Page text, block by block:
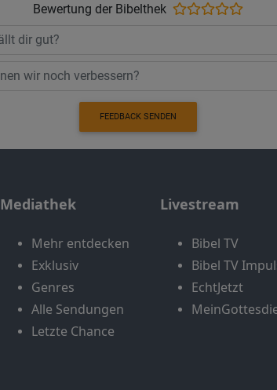
Bewertung der Bibelthek
FEEDBACK SENDEN
Mediathek
Mehr entdecken
Exklusiv
Genres
Alle Sendungen
Letzte Chance
Livestream
Bibel TV
Bibel TV
EchtJetzt